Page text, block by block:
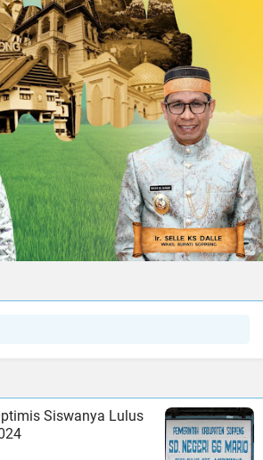
Siswanya Lulus